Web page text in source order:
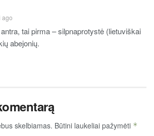
ago
tai pirma – silpnaprotystė (lietuviškai
abejonių.
skelbiamas. Būtini laukeliai pažymėti *